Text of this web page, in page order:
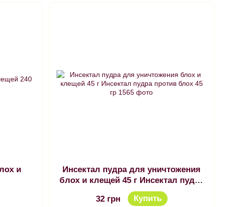
и
Инсектал пудра для уничтожения
блох и клещей 45 г Инсектал пудра
против блох 45 гр
32 грн
Купить